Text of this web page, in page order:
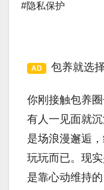
#隐私保护
AD 包养就选择
你刚接触包养
有人一见面就
是场浪漫邂逅
玩玩而已。现
是靠心动维持